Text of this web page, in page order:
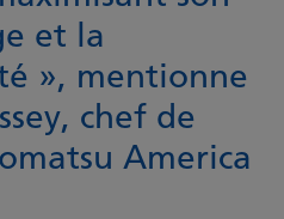
et la
», mentionne
chef de
America